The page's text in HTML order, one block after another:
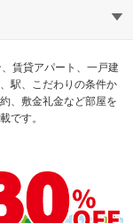
から探す
から探す
ョン
て
まいの先生
賃貸アパート、一戸建
駅、こだわりの条件か
、敷金礼金など部屋を
です。